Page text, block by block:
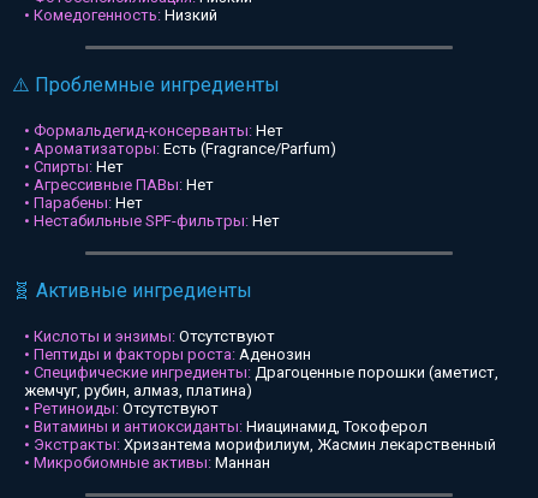
• Комедогенность: Низкий
⚠️ Проблемные ингредиенты
• Формальдегид-консерванты: Нет
• Ароматизаторы: Есть (Fragrance/Parfum)
• Спирты: Нет
• Агрессивные ПАВы: Нет
• Парабены: Нет
• Нестабильные SPF-фильтры: Нет
🧬 Активные ингредиенты
• Кислоты и энзимы: Отсутствуют
• Пептиды и факторы роста: Аденозин
• Специфические ингредиенты: Драгоценные порошки (аметист,
жемчуг, рубин, алмаз, платина)
• Ретиноиды: Отсутствуют
• Витамины и антиоксиданты: Ниацинамид, Токоферол
• Экстракты: Хризантема морифилиум, Жасмин лекарственный
• Микробиомные активы: Маннан